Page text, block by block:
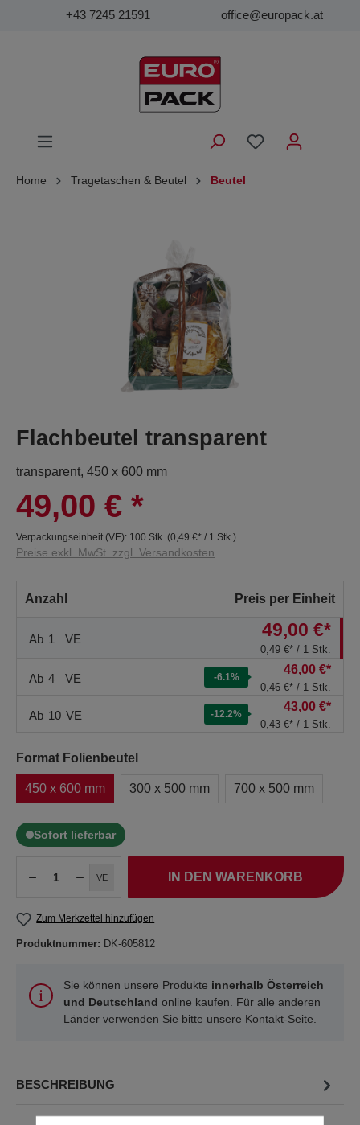
+43 7245 21591 office@europack.at
Home Tragetaschen & Beutel Beutel
Flachbeutel transparent
transparent, 450 x 600 mm
49,00 € *
Verpackungseinheit (VE): 100 Stk. (0,49 €* / 1 Stk.)
Preise exkl. MwSt. zzgl. Versandkosten
Anzahl Preis per Einheit
Ab 1 VE 49,00 €*
0,49 €* / 1 Stk.
Ab 4 VE -6.1%
46,00 €*
0,46 €* / 1 Stk.
Ab 10 VE -12.2%
43,00 €*
0,43 €* / 1 Stk.
Format Folienbeutel
450 x 600 mm 300 x 500 mm 700 x 500 mm
Sofort lieferbar
VE IN DEN WARENKORB
Zum Merkzettel hinzufügen
Produktnummer: DK-605812
Sie können unsere Produkte innerhalb Österreich
und Deutschland online kaufen. Für alle anderen
Länder verwenden Sie bitte unsere Kontakt-Seite.
BESCHREIBUNG